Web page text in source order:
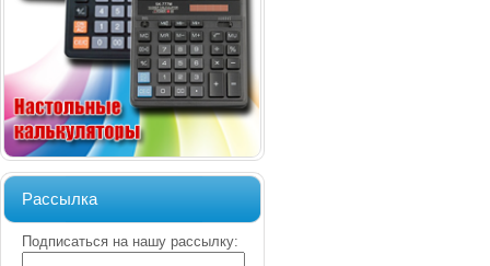
Рассылка
Подписаться на нашу рассылку: